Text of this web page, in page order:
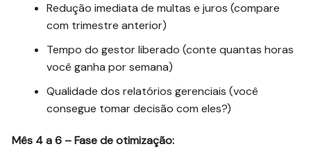
Redução imediata de multas e juros (compare
com trimestre anterior)
Tempo do gestor liberado (conte quantas horas
você ganha por semana)
Qualidade dos relatórios gerenciais (você
consegue tomar decisão com eles?)
Mês 4 a 6 – Fase de otimização: